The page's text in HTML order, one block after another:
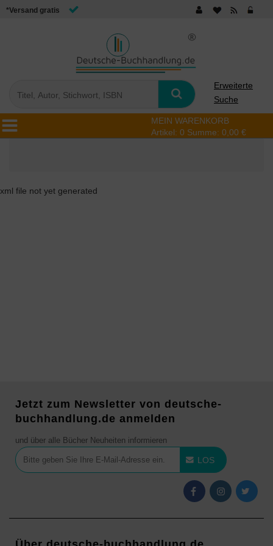
*Versand gratis
Erweiterte
Suche
MEIN WARENKORB
Artikel: 0 Summe: 0,00 €
xml file not yet generated
Jetzt zum Newsletter von deutsche-
buchhandlung.de anmelden
und über alle Bücher Neuheiten informieren
LOS